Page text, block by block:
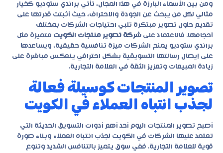
ومن بين الأسماء البارزة في هذا المجال، تأتي براندي ستوديو كخيار
مثالي لكل من يبحث عن الجودة والاحتراف، حيث أثبتت قدرتها على
تقديم حلول تصوير مبتكرة تلبي احتياجات الشركات بمختلف
أحجامها. فالاعتماد على شركة تصوير منتجات الكويت متميزة مثل
براندي ستوديو يمنح الشركات ميزة تنافسية حقيقية، ويساعدها
على إيصال رسالتها التسويقية بشكل احترافي ينعكس مباشرة على
زيادة المبيعات وتعزيز الثقة في العلامة التجارية.
تصوير المنتجات كوسيلة فعالة
لجذب انتباه العملاء في الكويت
أصبح تصوير المنتجات اليوم أحد أهم أدوات التسويق الحديثة التي
تعتمد عليها الشركات في الكويت لجذب انتباه العملاء وبناء صورة
قوية للعلامة التجارية. ففي سوق يتميز بالتنافس الشديد وتنوع